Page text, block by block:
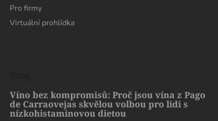
Pro firmy
Virtuální prohlídka
Víno bez kompromisů: Proč jsou vína z Pago
de Carraovejas skvělou volbou pro lidi s
nízkohistaminovou dietou